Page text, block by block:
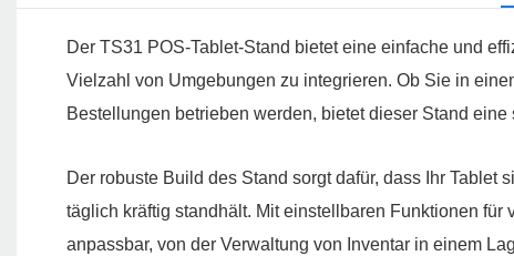
Der TS31 POS-Tablet-Stand bietet eine einfache und
Vielzahl von Umgebungen zu integrieren. Ob Sie in
Bestellungen betrieben werden, bietet dieser Stand
Der robuste Build des Stand sorgt dafür, dass Ihr
täglich kräftig standhält. Mit einstellbaren Funktionen
anpassbar, von der Verwaltung von Inventar in einem